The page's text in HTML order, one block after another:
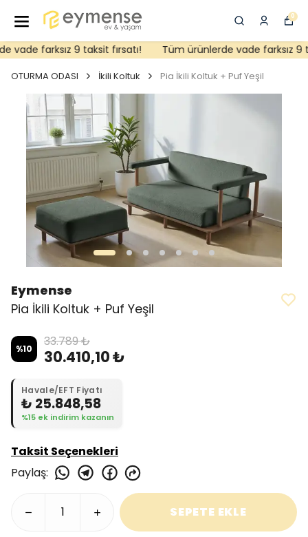
0
farksız 9 taksit fırsatı! Tüm ürünlerde vade farksız 9
OTURMA ODASI İkili Koltuk Pia İkili Koltuk + Puf Yeşil
Eymense
Pia İkili Koltuk + Puf Yeşil
%10 33.789 ₺
30.410,10 ₺
Havale/EFT Fiyatı
₺ 25.848,58
%15 ek indirim kazanın
Taksit Seçenekleri
Paylaş:
SEPETE EKLE